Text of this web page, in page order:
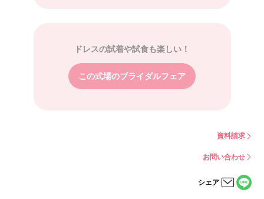
ドレスの試着や試食も楽しい！
この式場のブライダルフェア
資料請求
お問い合わせ
シェア